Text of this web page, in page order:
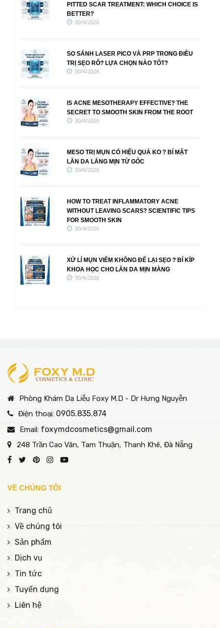
PITTED SCAR TREATMENT: WHICH CHOICE IS
BETTER?
30/4/2026
SO SÁNH LASER PICO VÀ PRP TRONG ĐIỀU
TRỊ SẸO RỖ? LỰA CHỌN NÀO TỐT?
30/4/2026
IS ACNE MESOTHERAPY EFFECTIVE? THE
SECRET TO SMOOTH SKIN FROM THE ROOT
30/4/2026
MESO TRỊ MỤN CÓ HIỆU QUẢ KO ? BÍ MẬT
LÀN DA LÁNG MỊN TỪ GỐC
30/4/2026
HOW TO TREAT INFLAMMATORY ACNE
WITHOUT LEAVING SCARS? SCIENTIFIC TIPS
FOR SMOOTH SKIN
30/4/2026
XỬ LÍ MỤN VIÊM KHÔNG ĐỂ LẠI SẸO ? BÍ KÍP
KHOA HỌC CHO LÀN DA MỊN MÀNG
30/4/2026
Phòng Khám Da Liễu Foxy M.D - Dr Hưng Nguyễn
Điện thoại: 0905.835.874
Email: foxymdcosmetics@gmail.com
248 Trần Cao Vân, Tam Thuận, Thanh Khê, Đà Nẵng
VỀ CHÚNG TÔI
Trang chủ
Về chúng tôi
Sản phẩm
Dịch vụ
Tin tức
Tuyển dụng
Liên hệ